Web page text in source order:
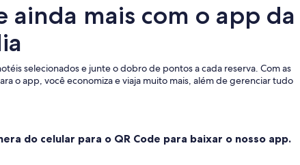
ainda mais com o app da
selecionados e junte o dobro de pontos a cada reserva. Com as
o app, você economiza e viaja muito mais, além de gerenciar tudo
do celular para o QR Code para baixar o nosso app.